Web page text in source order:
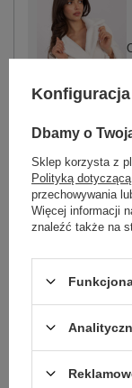
Masz pytanie?
Zadzwoń+48
skład materiału :
Konfiguracja
Dbamy o
Sklep korzysta z
Polityką
przechowywania
Więcej informacji
znaleźć także na